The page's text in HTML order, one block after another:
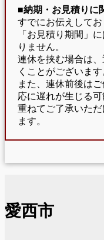
■納期・お見積りに
すでにお伝えして
「お見積り期間」
りません。
連休を挟む場合は
くことがございます
また、連休前後は
応に遅れが生じる可
重ねてご了承いた
ます。
愛西市